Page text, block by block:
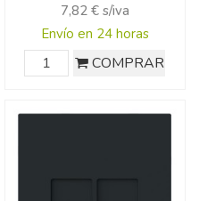
7,82 € s/iva
Envío en 24 horas
COMPRAR